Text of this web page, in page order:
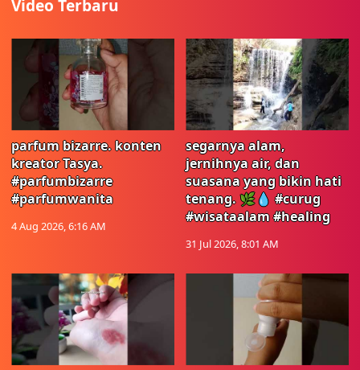
Video Terbaru
parfum bizarre. konten
kreator Tasya.
#parfumbizarre
#parfumwanita
4 Aug 2026, 6:16 AM
segarnya alam,
jernihnya air, dan
suasana yang bikin hati
tenang. 🌿💧 #curug
#wisataalam #healing
31 Jul 2026, 8:01 AM